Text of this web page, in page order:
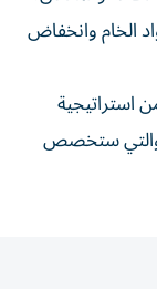
الخام وانخفاض
والتي ستخصص